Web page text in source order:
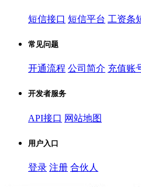
短信接口 短信平台 工资条
常见问题
开通流程 公司简介 充值账
开发者服务
API接口 网站地图
用户入口
登录 注册 合伙人